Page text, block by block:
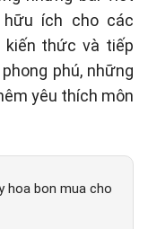
ích cho các
kiến thức và tiếp
phú, những
yêu thích môn
hoa bon mua cho